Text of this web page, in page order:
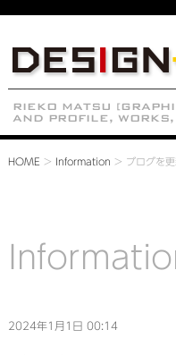
HOME > Information > ブログを
2024年1月1日 00:14